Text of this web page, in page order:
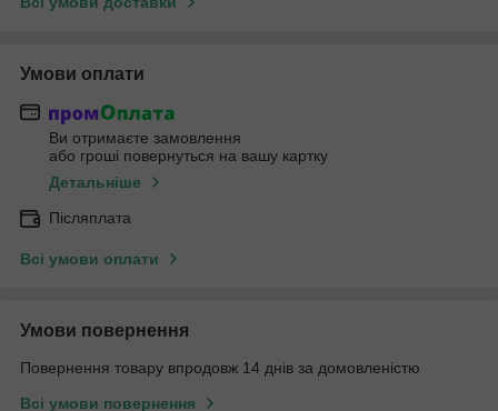
Умови оплати
Ви отримаєте замовлення
або гроші повернуться на вашу картку
Детальніше
Післяплата
Всі умови оплати
Умови повернення
Повернення товару впродовж 14 днів за домовленістю
Всі умови повернення